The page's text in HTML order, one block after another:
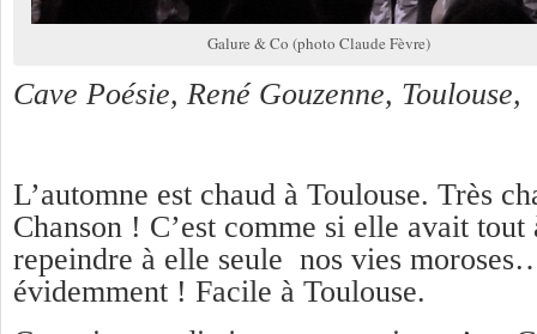
Galure & Co (photo Claude Fèvre)
Cave Poésie, René Gouzenne, Toulouse,
L’automne est chaud à Toulouse. Très
Chanson ! C’est comme si elle avait tout
repeindre à elle seule nos vies
évidemment ! Facile à Toulouse.